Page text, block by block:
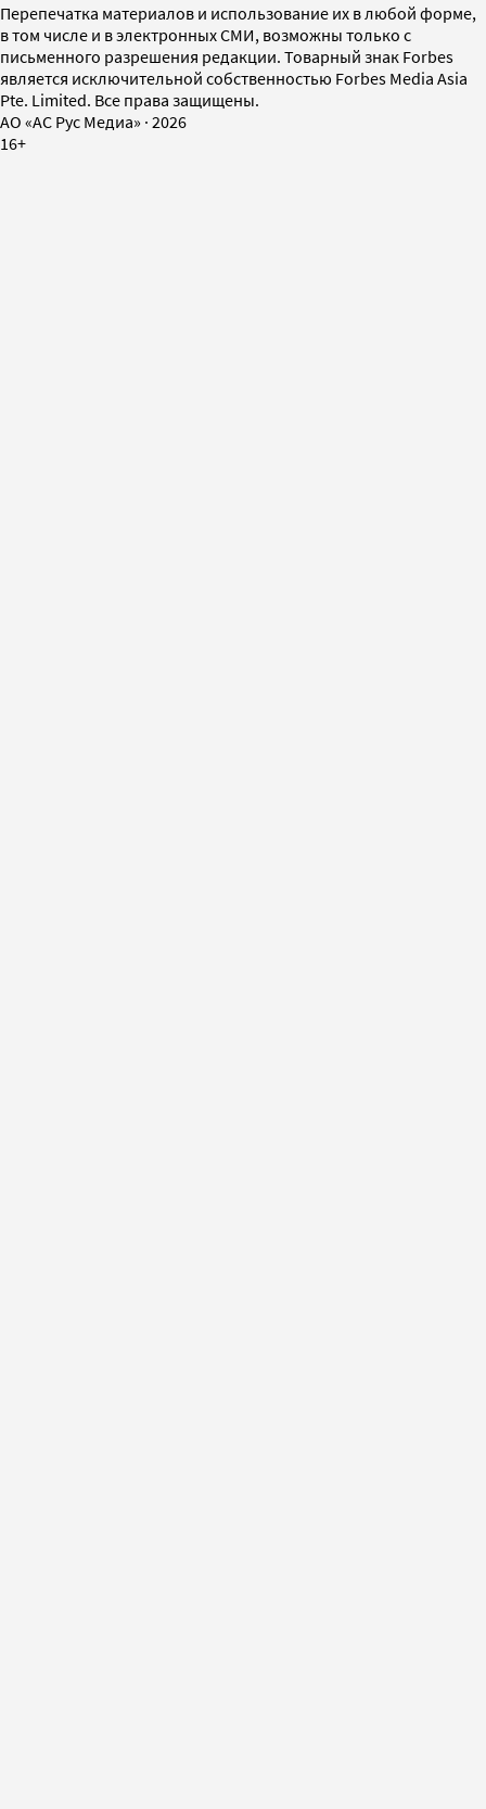
Перепечатка материалов и использование их в любой форме,
в том числе и в электронных СМИ, возможны только с
письменного разрешения редакции. Товарный знак Forbes
является исключительной собственностью Forbes Media Asia
Pte. Limited. Все права защищены.
AO «АС Рус Медиа» · 2026
16+